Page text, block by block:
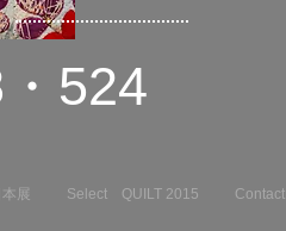
524
展 Select QUILT 2015 Contact